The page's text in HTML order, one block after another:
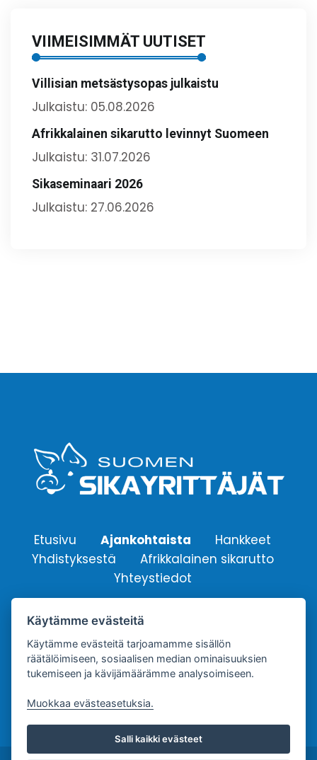
VIIMEISIMMÄT UUTISET
Villisian metsästysopas julkaistu
Julkaistu: 05.08.2026
Afrikkalainen sikarutto levinnyt Suomeen
Julkaistu: 31.07.2026
Sikaseminaari 2026
Julkaistu: 27.06.2026
Etusivu Ajankohtaista
Hankkeet
Yhdistyksestä
Afrikkalainen sikarutto
Yhteystiedot
Suomen Sikayrittäjät ry.
Yhdistyksen sähköpostiosoite:
info@sikayrittajat.fi
Käytämme evästeitä
Käytämme evästeitä tarjoamamme sisällön
räätälöimiseen, sosiaalisen median ominaisuuksien
tukemiseen ja kävijämäärämme analysoimiseen.
Muokkaa evästeasetuksia.
Salli kaikki evästeet